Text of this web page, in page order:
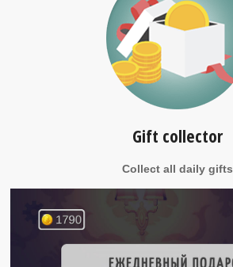
Gift collector
Collect all daily gifts